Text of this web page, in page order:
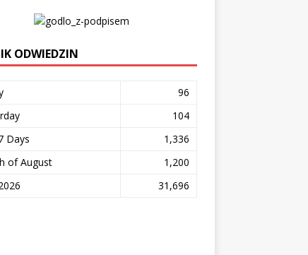
ODWIEDZIN
96
104
Days
1,336
of August
1,200
31,696